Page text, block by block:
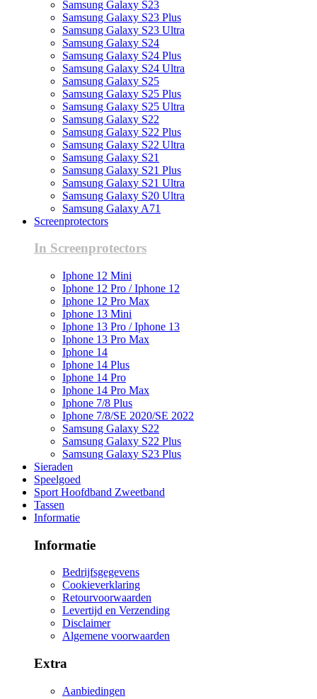
Samsung Galaxy S23
Samsung Galaxy S23 Plus
Samsung Galaxy S23 Ultra
Samsung Galaxy S24
Samsung Galaxy S24 Plus
Samsung Galaxy S24 Ultra
Samsung Galaxy S25
Samsung Galaxy S25 Plus
Samsung Galaxy S25 Ultra
Samsung Galaxy S22
Samsung Galaxy S22 Plus
Samsung Galaxy S22 Ultra
Samsung Galaxy S21
Samsung Galaxy S21 Plus
Samsung Galaxy S21 Ultra
Samsung Galaxy S20 Ultra
Samsung Galaxy A71
Screenprotectors
In Screenprotectors
Iphone 12 Mini
Iphone 12 Pro / Iphone 12
Iphone 12 Pro Max
Iphone 13 Mini
Iphone 13 Pro / Iphone 13
Iphone 13 Pro Max
Iphone 14
Iphone 14 Plus
Iphone 14 Pro
Iphone 14 Pro Max
Iphone 7/8 Plus
Iphone 7/8/SE 2020/SE 2022
Samsung Galaxy S22
Samsung Galaxy S22 Plus
Samsung Galaxy S23 Plus
Sieraden
Speelgoed
Sport Hoofdband Zweetband
Tassen
Informatie
Informatie
Bedrijfsgegevens
Cookieverklaring
Retourvoorwaarden
Levertijd en Verzending
Disclaimer
Algemene voorwaarden
Extra
Aanbiedingen